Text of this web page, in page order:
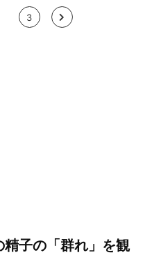
3 >
子の「群れ」を観